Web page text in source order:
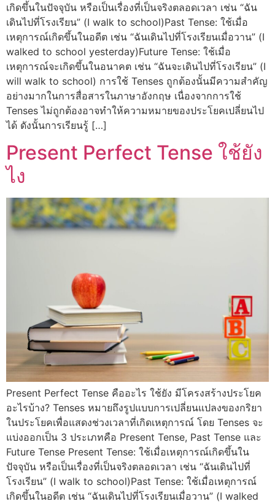
เกิดขึ้นในปัจจุบัน หรือเป็นเรื่องที่เป็นจริงตลอดเวลา เช่น “ฉัน
เดินไปที่โรงเรียน” (I walk to school)Past Tense: ใช้เมื่อ
เหตุการณ์เกิดขึ้นในอดีต เช่น “ฉันเดินไปที่โรงเรียนเมื่อวาน” (I
walked to school yesterday)Future Tense: ใช้เมื่อ
เหตุการณ์จะเกิดขึ้นในอนาคต เช่น “ฉันจะเดินไปที่โรงเรียน” (I
will walk to school) การใช้ Tenses ถูกต้องนั้นมีความสำคัญ
อย่างมากในการสื่อสารในภาษาอังกฤษ เนื่องจากการใช้
Tenses ไม่ถูกต้องอาจทำให้ความหมายของประโยคเปลี่ยนไป
ได้ ดังนั้นการเรียนรู้ […]
Present Perfect Tense ใช้ยัง
ไง
Present Perfect Tense คืออะไร ใช้ยัง มีโครงสร้างประโยค
อะไรบ้าง? Tenses หมายถึงรูปแบบการเปลี่ยนแปลงของกริยา
ในประโยคเพื่อแสดงช่วงเวลาที่เกิดเหตุการณ์ โดย Tenses จะ
แบ่งออกเป็น 3 ประเภทคือ Present Tense, Past Tense และ
Future Tense Present Tense: ใช้เมื่อเหตุการณ์เกิดขึ้นใน
ปัจจุบัน หรือเป็นเรื่องที่เป็นจริงตลอดเวลา เช่น “ฉันเดินไปที่
โรงเรียน” (I walk to school)Past Tense: ใช้เมื่อเหตุการณ์
เกิดขึ้นในอดีต เช่น “ฉันเดินไปที่โรงเรียนเมื่อวาน” (I walked